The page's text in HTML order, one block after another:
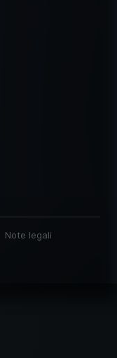
Note legali